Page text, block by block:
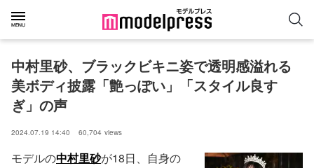
中村里砂、ブラックビキニ姿で透明感溢れる
美ボディ披露「艶っぽい」「スタイル良す
ぎ」の声
2024.07.19 14:40 60,704 views
モデルの中村里砂が18日、自身の